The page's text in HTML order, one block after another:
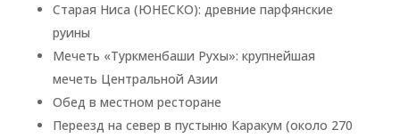
Старая Ниса (ЮНЕСКО): древние парфянские
руины
Мечеть «Туркменбаши Рухы»: крупнейшая
мечеть Центральной Азии
Обед в местном ресторане
Переезд на север в пустыню Каракум (около 270